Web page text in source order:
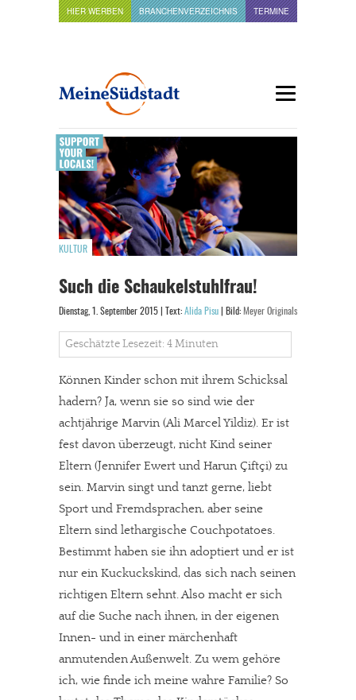
HIER WERBEN BRANCHENVERZEICHNIS TERMINE
KULTUR
Such die Schaukelstuhlfrau!
Dienstag, 1. September 2015 | Text: Alida Pisu | Bild: Meyer Originals
Geschätzte Lesezeit: 4 Minuten
Können Kinder schon mit ihrem Schicksal
hadern? Ja, wenn sie so sind wie der
achtjährige Marvin (Ali Marcel Yildiz). Er ist
fest davon überzeugt, nicht Kind seiner
Eltern (Jennifer Ewert und Harun Çiftçi) zu
sein. Marvin singt und tanzt gerne, liebt
Sport und Fremdsprachen, aber seine
Eltern sind lethargische Couchpotatoes.
Bestimmt haben sie ihn adoptiert und er ist
nur ein Kuckuckskind, das sich nach seinen
richtigen Eltern sehnt. Also macht er sich
auf die Suche nach ihnen, in der eigenen
Innen- und in einer märchenhaft
anmutenden Außenwelt. Zu wem gehöre
ich, wie finde ich meine wahre Familie? So